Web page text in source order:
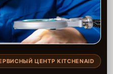
ЦЕНТР KITCHENAID